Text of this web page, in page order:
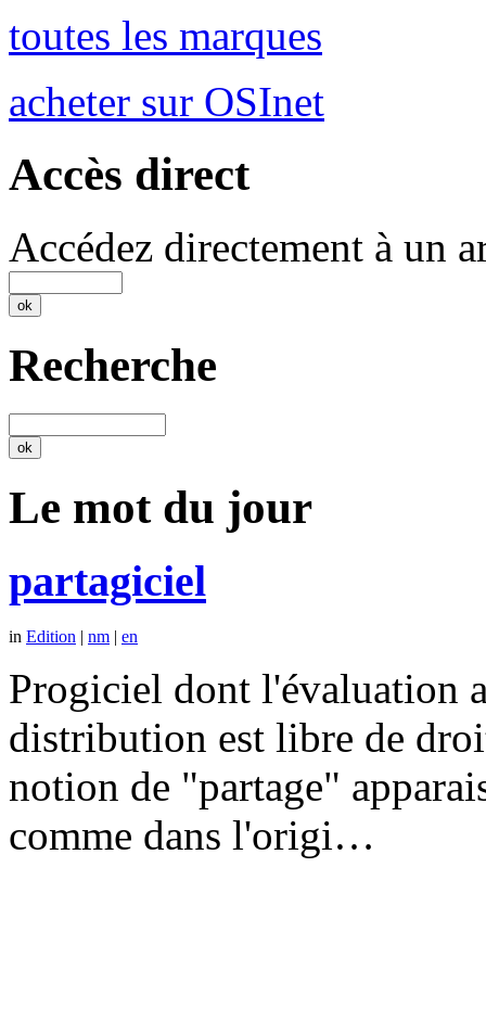
toutes les marques
acheter sur OSInet
Accès direct
Accédez directement à un
Recherche
Le mot du jour
partagiciel
in Edition | nm | en
Progiciel dont l'évaluation
distribution est libre de
notion de "partage"
comme dans l'origi…